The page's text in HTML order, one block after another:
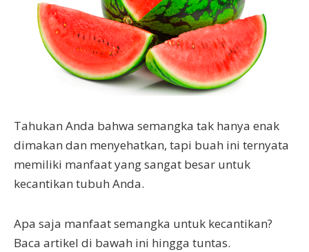
Tahukan Anda bahwa semangka tak hanya enak
dimakan dan menyehatkan, tapi buah ini ternyata
memiliki manfaat yang sangat besar untuk
kecantikan tubuh Anda.
Apa saja manfaat semangka untuk kecantikan?
Baca artikel di bawah ini hingga tuntas.